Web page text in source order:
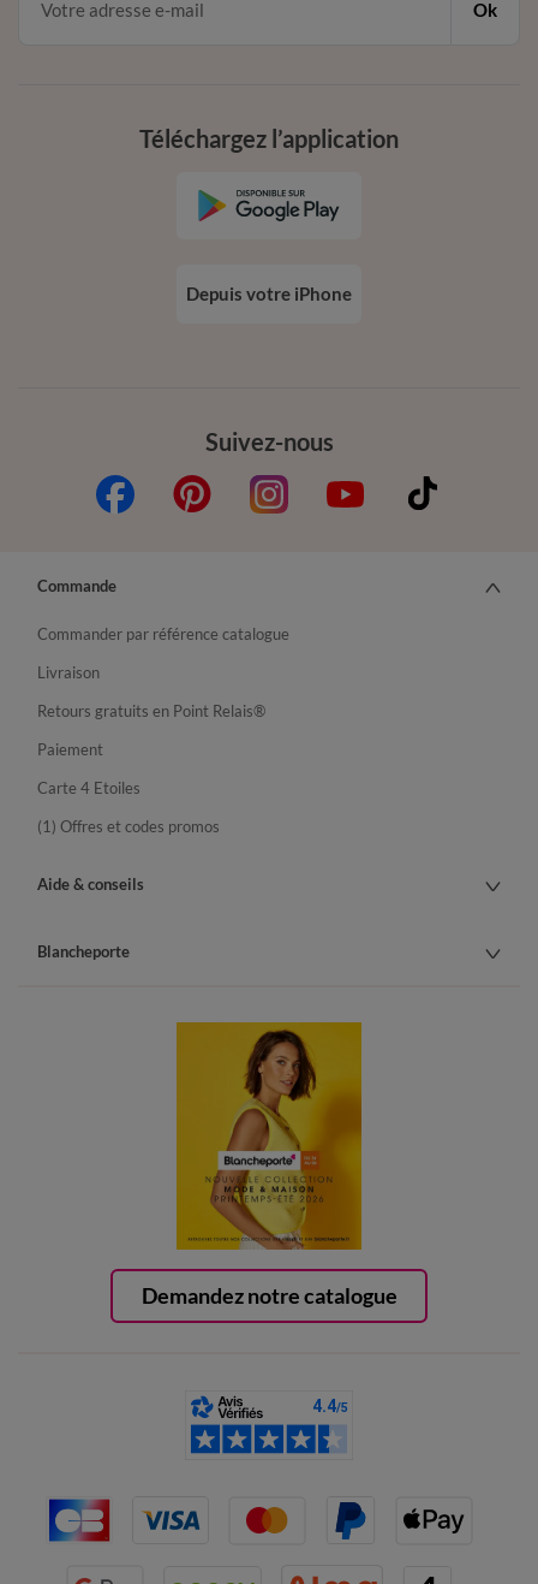
Ok
Suivez-nous
Téléchargez l’application
Depuis votre iPhone
Demandez notre catalogue
Commande
Commander par référence catalogue
Livraison
Retours gratuits en Point Relais®
Paiement
Carte 4 Etoiles
(1) Offres et codes promos
Aide & conseils
Blancheporte